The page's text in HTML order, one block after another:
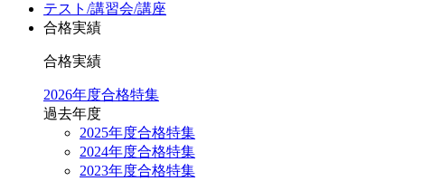
テスト/講習会/講座
合格実績
合格実績
2026年度合格特集
過去年度
2025年度合格特集
2024年度合格特集
2023年度合格特集